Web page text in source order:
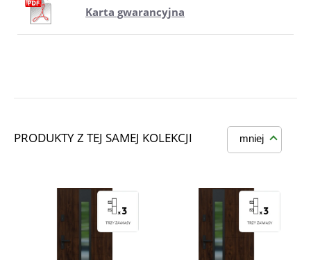
Karta gwarancyjna
PRODUKTY Z TEJ SAMEJ KOLEKCJI mniej